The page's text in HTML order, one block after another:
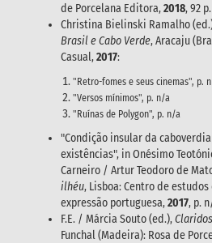
de Porcelana Editora,2018, 92 p.
Christina Bielinski Ramalho
Brasil e Cabo Verde, Aracaju
Casual,2017:
"Retro-fomes e seus cinemas", p.
"Versos mínimos", p. n/a
"Ruínas de Polygon", p. n/a
"Condição insular da
existências", in Onésimo
Carneiro / Artur Teodoro de
ilhéu, Lisboa: Centro de
expressão portuguesa,2017, p.
F.E. / Márcia Souto (ed.),
Funchal (Madeira): Rosa de